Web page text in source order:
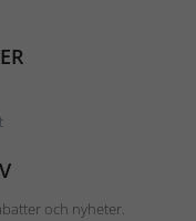
och nyheter.